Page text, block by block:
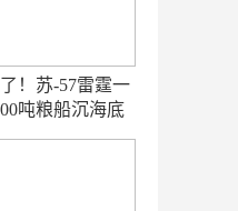
！苏-57雷霆一
吨粮船沉海底